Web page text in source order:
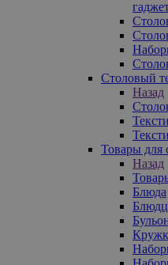
Столовый
Назад
Товары для
Назад
Блюда